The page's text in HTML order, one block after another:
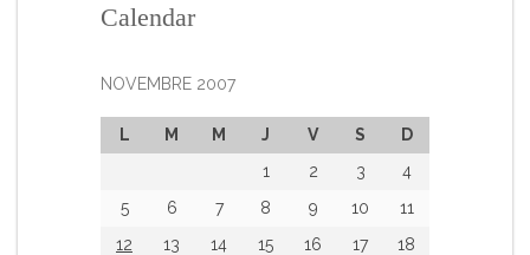
Calendar
NOVEMBRE 2007
L M M J V S
D
1
2 3
4
5
6 7 8 9 10
11
12
13 14 15 16 17
18